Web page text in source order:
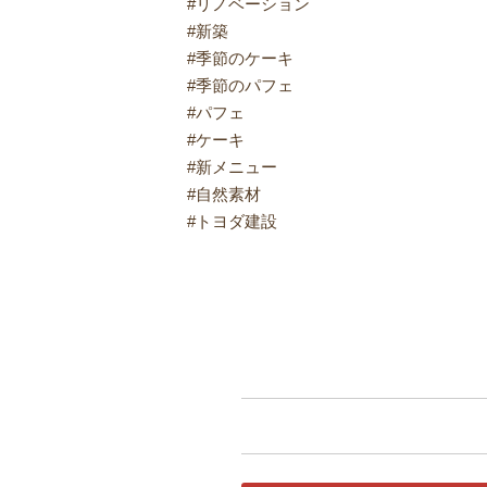
#リノベーション
#新築
#季節のケーキ
#季節のパフェ
#パフェ
#ケーキ
#新メニュー
#自然素材
#トヨダ建設